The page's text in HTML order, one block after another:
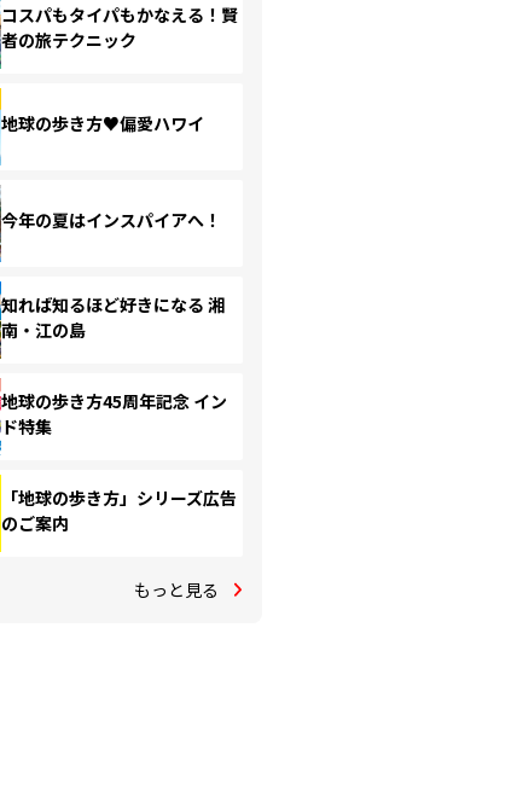
コスパもタイパもかなえる！賢
者の旅テクニック
地球の歩き方♥偏愛ハワイ
今年の夏はインスパイアへ！
知れば知るほど好きになる 湘
南・江の島
地球の歩き方45周年記念 イン
ド特集
「地球の歩き方」シリーズ広告
のご案内
もっと見る